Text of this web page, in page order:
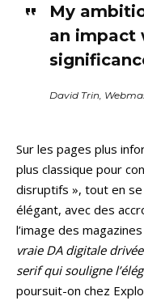
My
an impact
David Trin,
Sur les pages plus
plus classique pour
disruptifs », tout en
élégant, avec des
l’image des
vraie DA digitale
serif qui souligne
poursuit-on chez